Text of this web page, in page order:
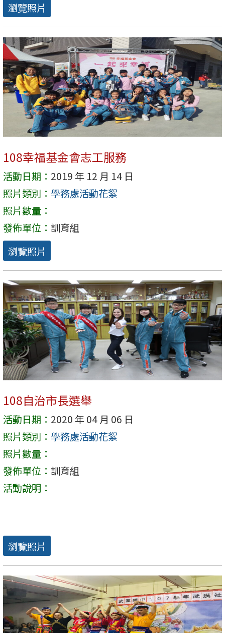
瀏覽照片
108幸福基金會志工服務
活動日期： 2019 年 12 月 14 日
照片類別： 學務處活動花絮
照片數量：
發佈單位： 訓育組
瀏覽照片
108自治市長選舉
活動日期： 2020 年 04 月 06 日
照片類別： 學務處活動花絮
照片數量：
發佈單位： 訓育組
活動說明：
瀏覽照片